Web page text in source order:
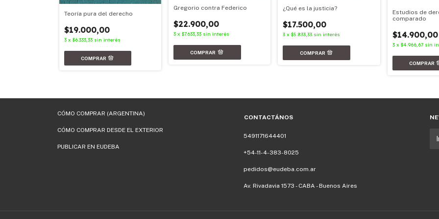
Teoría pura del derecho
$19.000,00
3 x $6.333,33 sin interés
Gregorio contra Federico
$22.900,00
3 x$7.633,33 sin interés
¿Qué es la justicia?
$17.500,00
3 x$5.833,33 sin interés
Estudios de
comparado
$14.900,00
3 x $4.966,67 sin
CÓMO COMPRAR (ARGENTINA)
CÓMO COMPRAR DESDE EL EXTERIOR
PUBLICAR EN EUDEBA
CONTACTÁNOS
5491171644401
+54-11-4-383-8025
pedidos@eudeba.com.ar
Av. Rivadavia 1573 - CABA - Buenos Aires